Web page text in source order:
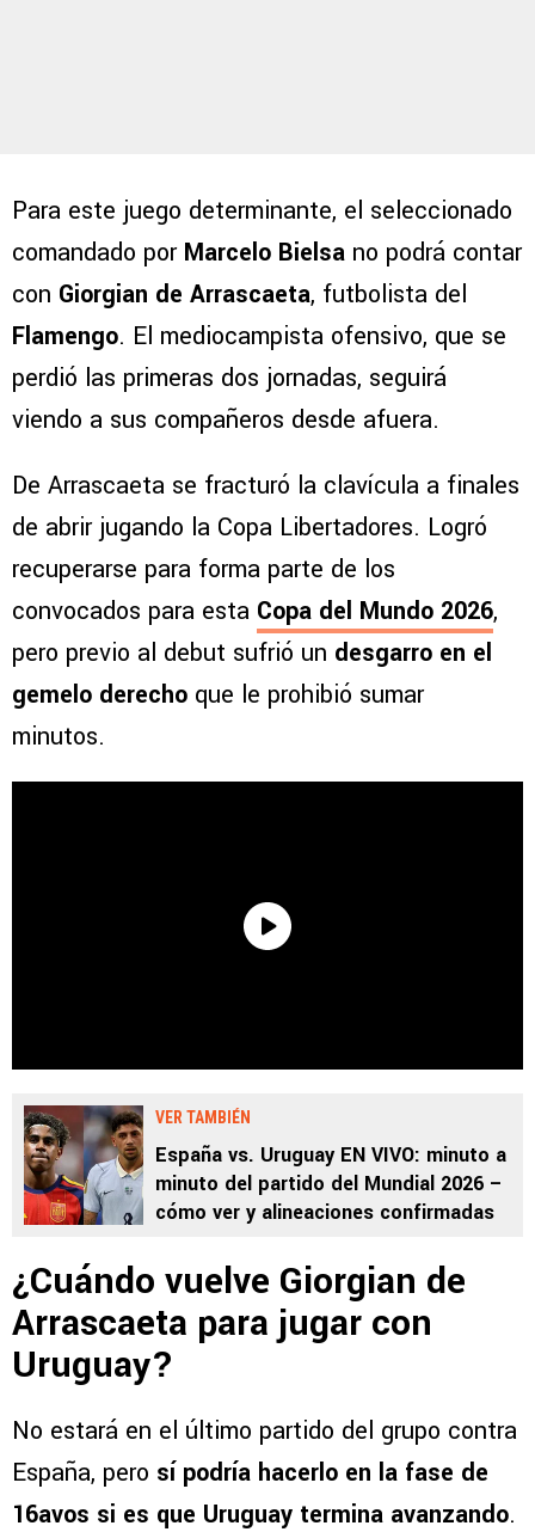
Para este juego determinante, el seleccionado
comandado por Marcelo Bielsa no podrá contar
con Giorgian de Arrascaeta, futbolista del
Flamengo. El mediocampista ofensivo, que se
perdió las primeras dos jornadas, seguirá
viendo a sus compañeros desde afuera.
De Arrascaeta se fracturó la clavícula a finales
de abrir jugando la Copa Libertadores. Logró
recuperarse para forma parte de los
convocados para esta Copa del Mundo 2026,
pero previo al debut sufrió un desgarro en el
gemelo derecho que le prohibió sumar
minutos.
VER TAMBIÉN
España vs. Uruguay EN VIVO: minuto a
minuto del partido del Mundial 2026 –
cómo ver y alineaciones confirmadas
¿Cuándo vuelve Giorgian de
Arrascaeta para jugar con
Uruguay?
No estará en el último partido del grupo contra
España, pero sí podría hacerlo en la fase de
16avos si es que Uruguay termina avanzando.